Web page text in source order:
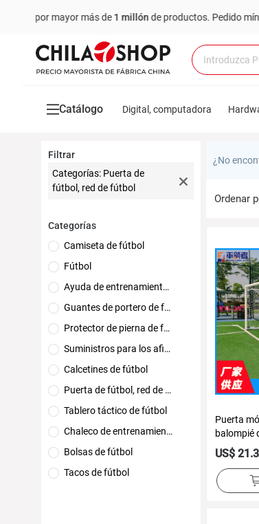
por mayor más de1 millónde productos.Pedido mínimo:
Catálogo Digital, computadora
Filtrar
Categorías: Puerta de
fútbol, red de fútbol
Categorías
Camiseta de fútbol
Fútbol
Ayuda de entrenamiento de fútbol
Guantes de portero de fútbol
Protector de pierna de fútbol
Suministros para los aficionados al fútbol
Calcetines de fútbol
Puerta de fútbol, red de fútbol
Tablero táctico de fútbol
Chaleco de entrenamiento de fútbol (enfrentamiento grupal)
Bolsas de fútbol
Tacos de fútbol
¿No
Ordenar
Puerta
balompié
aluminio
balompié
US$